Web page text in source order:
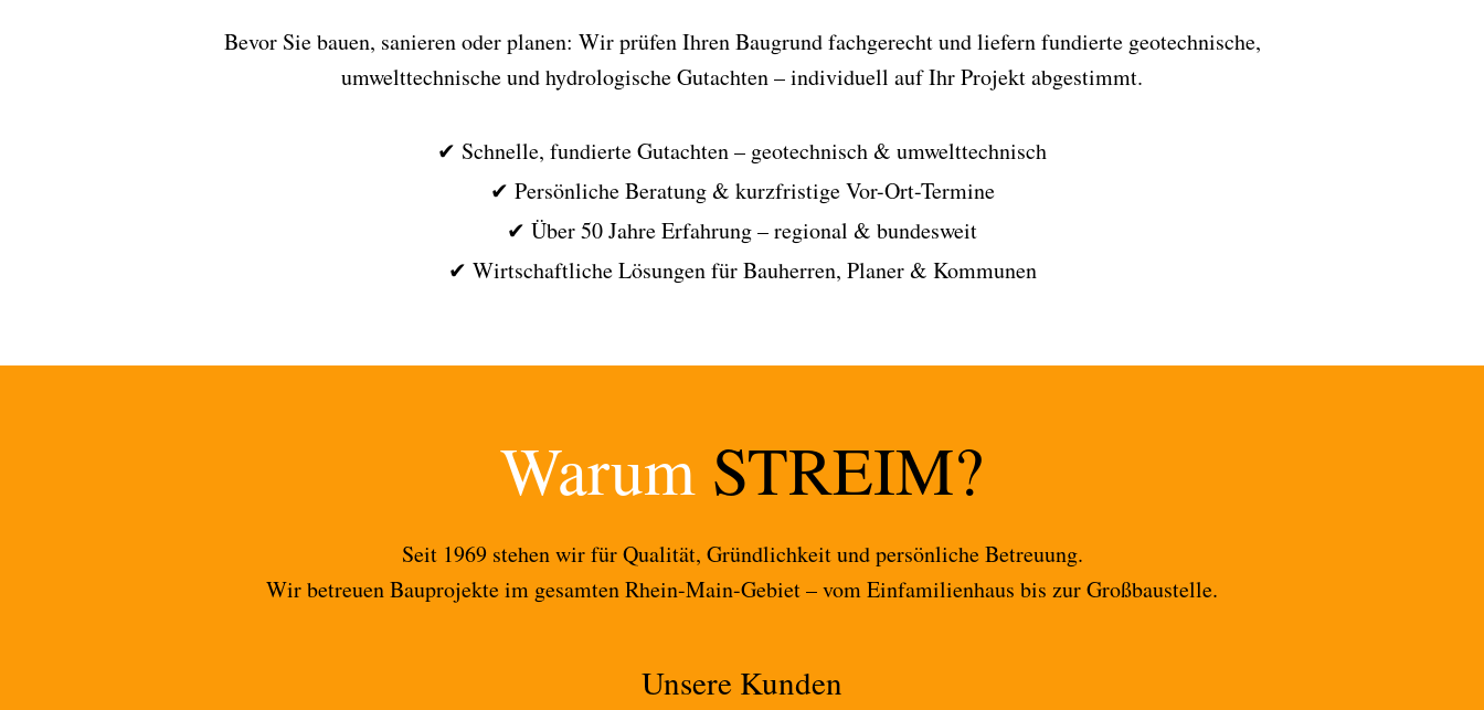
Bevor Sie bauen, sanieren oder planen: Wir prüfen Ihren Baugrund fachgerecht und liefern fundierte geotechnische,
umwelttechnische und hydrologische Gutachten – individuell auf Ihr Projekt abgestimmt.
✔ Schnelle, fundierte Gutachten – geotechnisch & umwelttechnisch
✔ Persönliche Beratung & kurzfristige Vor-Ort-Termine
✔ Über 50 Jahre Erfahrung – regional & bundesweit
✔ Wirtschaftliche Lösungen für Bauherren, Planer & Kommunen
WarumSTREIM?
Seit 1969 stehen wir für Qualität, Gründlichkeit und persönliche Betreuung.
Wir betreuen Bauprojekte im gesamten Rhein-Main-Gebiet – vom Einfamilienhaus bis zur Großbaustelle.
Unsere Kunden